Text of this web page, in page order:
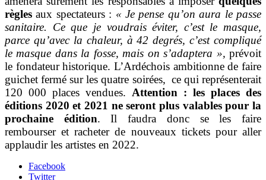
règles aux spectateurs : « Je pense qu’on aura le passe
sanitaire. Ce que je voudrais éviter, c’est le masque,
parce qu’avec la chaleur, à 42 degrés, c’est compliqué
le masque dans la fosse, mais on s’adaptera », prévoit
le fondateur historique. L’Ardéchois ambitionne de faire
guichet fermé sur les quatre soirées, ce qui représenterait
120 000 places vendues. Attention : les places des
éditions 2020 et 2021 ne seront plus valables pour la
prochaine édition. Il faudra donc se les faire
rembourser et racheter de nouveaux tickets pour aller
applaudir les artistes en 2022.
Facebook
Twitter